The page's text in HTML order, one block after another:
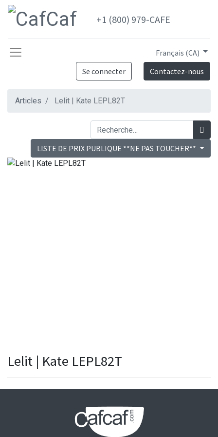
+1 (800) 979-CAFE
Se connecter Contactez-nous
Français (CA)
Articles Lelit | Kate LEPL82T
LISTE DE PRIX PUBLIQUE **NE PAS TOUCHER**
Lelit | Kate LEPL82T